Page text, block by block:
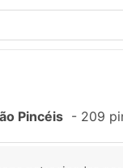
Pincéis - 209